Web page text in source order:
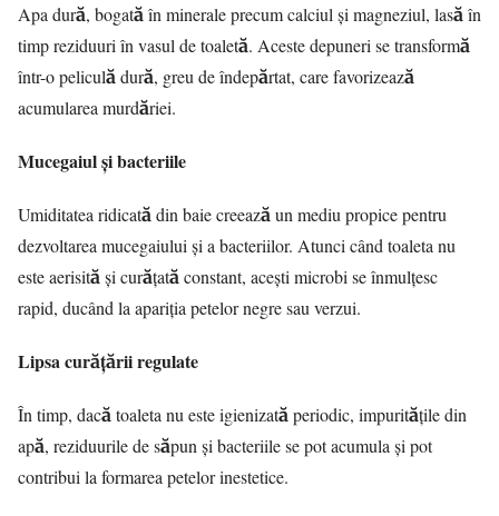
Apa dură, bogată în minerale precum calciul și magneziul, lasă în
timp reziduuri în vasul de toaletă. Aceste depuneri se transformă
într-o peliculă dură, greu de îndepărtat, care favorizează
acumularea murdăriei.
Mucegaiul și bacteriile
Umiditatea ridicată din baie creează un mediu propice pentru
dezvoltarea mucegaiului și a bacteriilor. Atunci când toaleta nu
este aerisită și curățată constant, acești microbi se înmulțesc
rapid, ducând la apariția petelor negre sau verzui.
Lipsa curățării regulate
În timp, dacă toaleta nu este igienizată periodic, impuritățile din
apă, reziduurile de săpun și bacteriile se pot acumula și pot
contribui la formarea petelor inestetice.